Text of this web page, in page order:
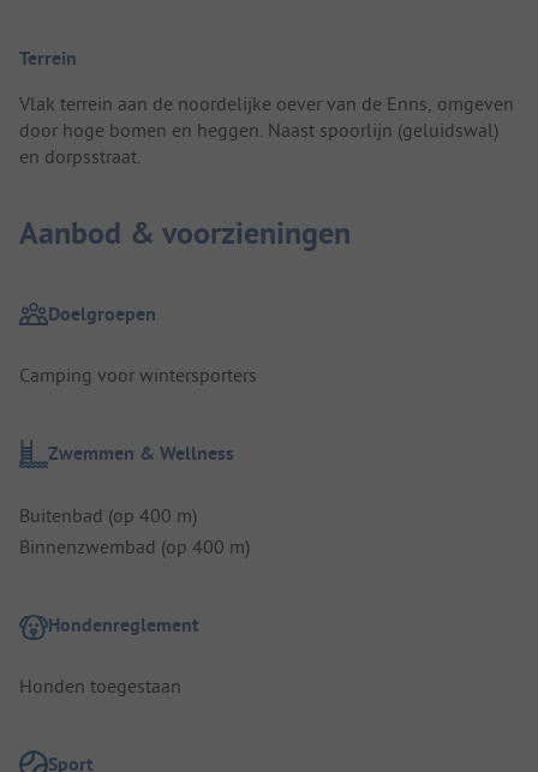
Terrein
Vlak terrein aan de noordelijke oever van de Enns, omgeven
door hoge bomen en heggen. Naast spoorlijn (geluidswal)
en dorpsstraat.
Aanbod & voorzieningen
Doelgroepen
Camping voor wintersporters
Zwemmen & Wellness
Buitenbad (op 400 m)
Binnenzwembad (op 400 m)
Hondenreglement
Honden toegestaan
Sport